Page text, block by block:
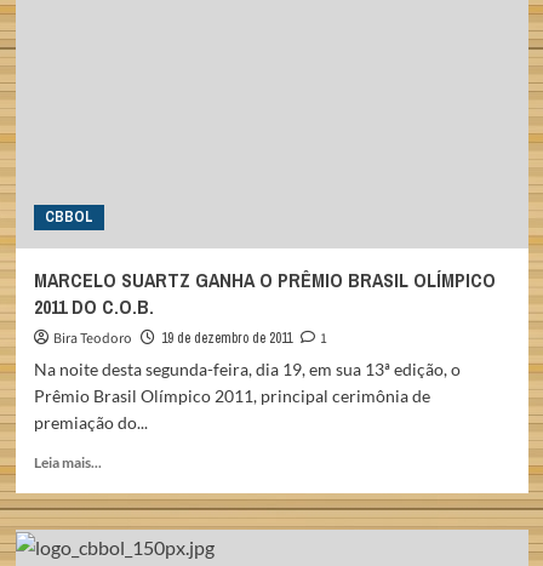
CBBOL
MARCELO SUARTZ GANHA O PRÊMIO BRASIL OLÍMPICO
2011 DO C.O.B.
Bira Teodoro 19 de dezembro de 2011
1
Na noite desta segunda-feira, dia 19, em sua 13ª edição, o
Prêmio Brasil Olímpico 2011, principal cerimônia de
premiação do...
Leia mais...
about
MARCELO
SUARTZ